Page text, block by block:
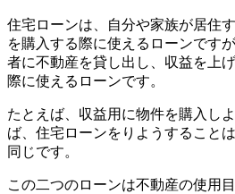
住宅ローンは、自分や家族が居住
を購入する際に使えるローンです
者に不動産を貸し出し、収益を上
際に使えるローンです。
たとえば、収益用に物件を購入し
ば、住宅ローンをりようすること
同じです。
この二つのローンは不動産の使用